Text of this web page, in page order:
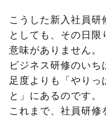
こうした新入社員研
としても、その日限
意味がありません。
ビジネス研修のい
足度よりも「やりっ
と」にあるのです。
これまで、社員研修